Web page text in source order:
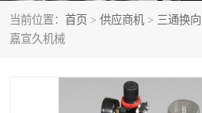
当前位置： 首页 > 供应商机 > 三通换
嘉宣久机械
管路换向阀